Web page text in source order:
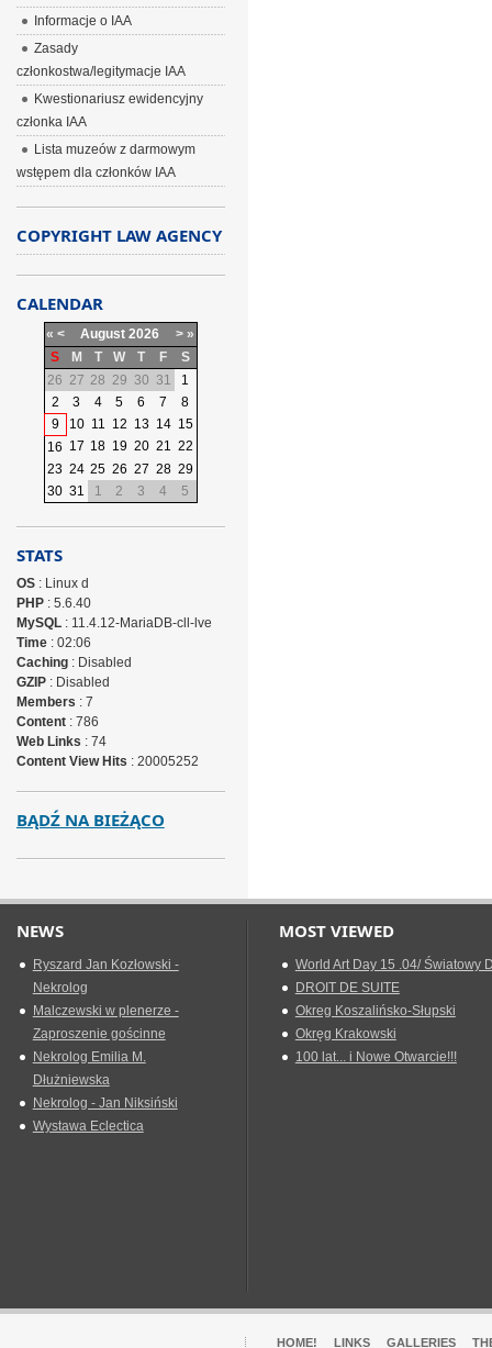
Informacje o IAA
Zasady
członkostwa/legitymacje IAA
Kwestionariusz ewidencyjny
członka IAA
Lista muzeów z darmowym
wstępem dla członków IAA
COPYRIGHT LAW AGENCY
CALENDAR
« < August 2026 > »
S
M T W T F
S
26 27 28 29 30 31
1
2
3 4 5 6 7
8
9
10 11 12 13 14 15
16 17 18 19 20 21 22
23 24 25 26 27 28 29
30 31 1 2 3 4 5
STATS
OS: Linux d
PHP: 5.6.40
MySQL: 11.4.12-MariaDB-cll-lve
Time: 02:06
Caching: Disabled
GZIP: Disabled
Members : 7
Content: 786
Web Links : 74
Content View Hits : 20005252
BĄDŹ NA BIEŻĄCO
NEWS
Ryszard Jan Kozłowski -
Nekrolog
Malczewski w plenerze -
Zaproszenie gościnne
Nekrolog Emilia M.
Dłużniewska
Nekrolog - Jan Niksiński
Wystawa Eclectica
MOST VIEWED
World Art Day 15 .04/ Światowy
DROIT DE SUITE
Okreg Koszalińsko-Słupski
Okręg Krakowski
100 lat... i Nowe Otwarcie!!!
HOME! LINKS GALLERIES